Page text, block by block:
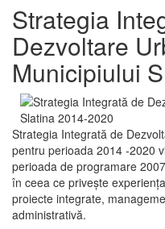
Strategia
Dezvoltare
Municipiului
Strategia Integrată de
pentru perioada 2014 -2020
perioada de programare
în ceea ce priveşte
proiecte integrate,
administrativă.